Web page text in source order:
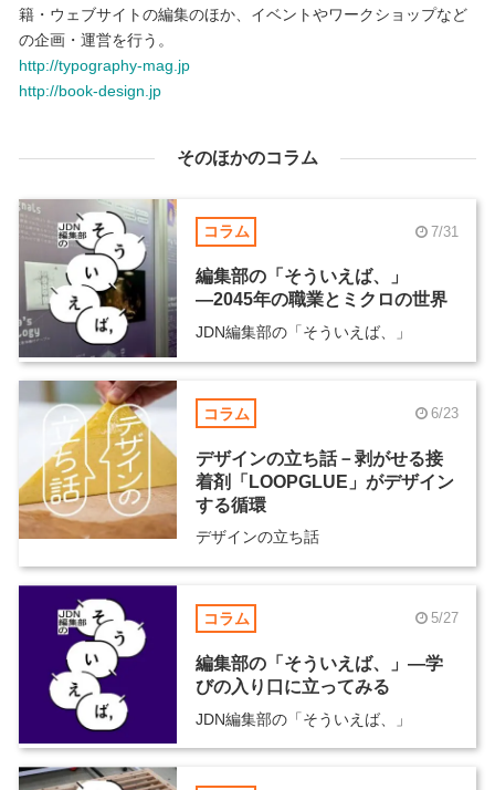
籍・ウェブサイトの編集のほか、イベントやワークショップなど
の企画・運営を行う。
http://typography-mag.jp
http://book-design.jp
そのほかのコラム
コラム 7/31
編集部の「そういえば、」
―2045年の職業とミクロの世界
JDN編集部の「そういえば、」
コラム 6/23
デザインの立ち話－剥がせる接
着剤「LOOPGLUE」がデザイン
する循環
デザインの立ち話
コラム 5/27
編集部の「そういえば、」―学
びの入り口に立ってみる
JDN編集部の「そういえば、」